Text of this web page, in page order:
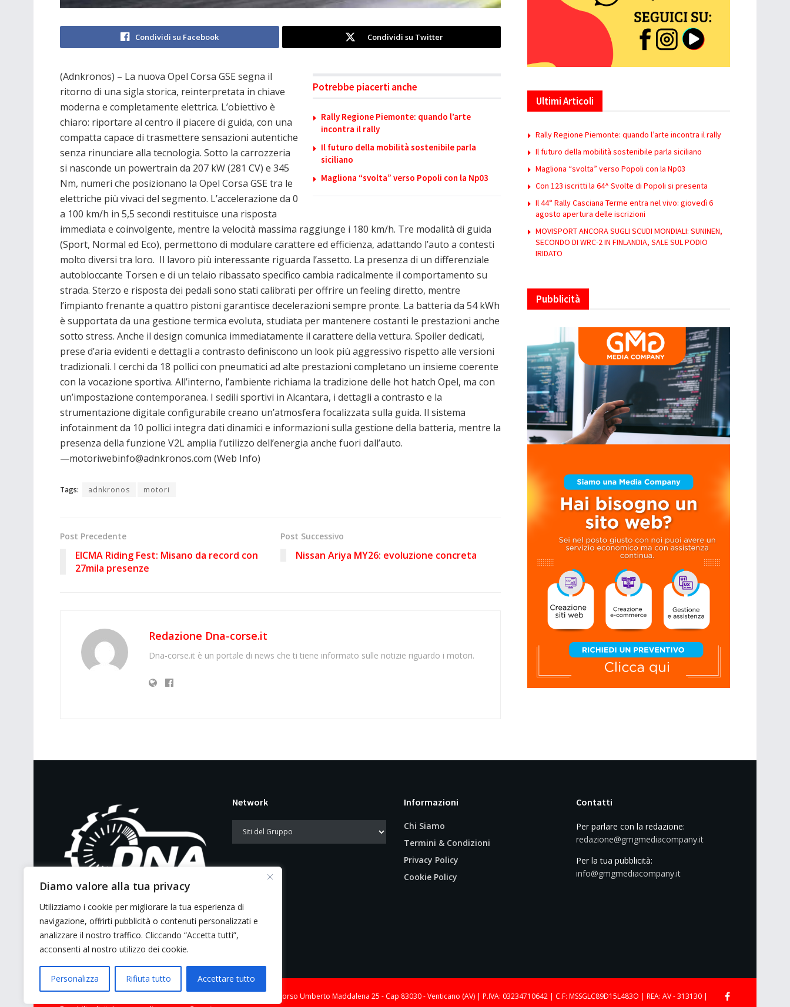
Diamo valore alla tua privacy
Utilizziamo i cookie per migliorare la tua esperienza di
navigazione, offrirti pubblicità o contenuti personalizzati e
analizzare il nostro traffico. Cliccando “Accetta tutti”,
acconsenti al nostro utilizzo dei cookie.
Personalizza Rifiuta tutto Accettare tutto
Condividi su Facebook Condividi su Twitter
Potrebbe piacerti anche
Rally Regione Piemonte: quando l’arte
incontra il rally
Il futuro della mobilità sostenibile parla
siciliano
Magliona “svolta” verso Popoli con la Np03
(Adnkronos) – La nuova Opel Corsa GSE segna il
ritorno di una sigla storica, reinterpretata in chiave
moderna e completamente elettrica. L’obiettivo è
chiaro: riportare al centro il piacere di guida, con una
compatta capace di trasmettere sensazioni autentiche
senza rinunciare alla tecnologia. Sotto la carrozzeria
si nasconde un powertrain da 207 kW (281 CV) e 345
Nm, numeri che posizionano la Opel Corsa GSE tra le
elettriche più vivaci del segmento. L’accelerazione da 0
a 100 km/h in 5,5 secondi restituisce una risposta
immediata e coinvolgente, mentre la velocità massima raggiunge i 180 km/h. Tre modalità di guida
(Sport, Normal ed Eco), permettono di modulare carattere ed efficienza, adattando l’auto a contesti
molto diversi tra loro. Il lavoro più interessante riguarda l’assetto. La presenza di un differenziale
autobloccante Torsen e di un telaio ribassato specifico cambia radicalmente il comportamento su
strada. Sterzo e risposta dei pedali sono stati calibrati per offrire un feeling diretto, mentre
l’impianto frenante a quattro pistoni garantisce decelerazioni sempre pronte. La batteria da 54 kWh
è supportata da una gestione termica evoluta, studiata per mantenere costanti le prestazioni anche
sotto stress. Anche il design comunica immediatamente il carattere della vettura. Spoiler dedicati,
prese d’aria evidenti e dettagli a contrasto definiscono un look più aggressivo rispetto alle versioni
tradizionali. I cerchi da 18 pollici con pneumatici ad alte prestazioni completano un insieme coerente
con la vocazione sportiva. All’interno, l’ambiente richiama la tradizione delle hot hatch Opel, ma con
un’impostazione contemporanea. I sedili sportivi in Alcantara, i dettagli a contrasto e la
strumentazione digitale configurabile creano un’atmosfera focalizzata sulla guida. Il sistema
infotainment da 10 pollici integra dati dinamici e informazioni sulla gestione della batteria, mentre la
presenza della funzione V2L amplia l’utilizzo dell’energia anche fuori dall’auto.
—motoriwebinfo@adnkronos.com (Web Info)
Tags: adnkronos motori
Post Precedente
EICMA Riding Fest: Misano da record con
27mila presenze
Post Successivo
Nissan Ariya MY26: evoluzione concreta
Redazione Dna-corse.it
Dna-corse.it è un portale di news che ti tiene informato sulle notizie riguardo i motori.
Ultimi Articoli
Rally Regione Piemonte: quando l’arte incontra il rally
Il futuro della mobilità sostenibile parla siciliano
Magliona “svolta” verso Popoli con la Np03
Con 123 iscritti la 64^ Svolte di Popoli si presenta
Il 44° Rally Casciana Terme entra nel vivo: giovedì 6
agosto apertura delle iscrizioni
MOVISPORT ANCORA SUGLI SCUDI MONDIALI: SUNINEN,
SECONDO DI WRC-2 IN FINLANDIA, SALE SUL PODIO
IRIDATO
Pubblicità
E’ un portale di news ai sensi del D.L.
7/5/2001 n. 62
Network Informazioni
Chi Siamo
Termini & Condizioni
Privacy Policy
Cookie Policy
Contatti
Per parlare con la redazione:
redazione@gmgmediacompany.it
Per la tua pubblicità:
info@gmgmediacompany.it
© 2026 GMG Media Company Di Mossutti Gianluca | Sede legale: Corso Umberto Maddalena 25 - Cap 83030 - Venticano (AV) | P.IVA: 03234710642 | C.F: MSSGLC89D15L483O | REA: AV - 313130 |